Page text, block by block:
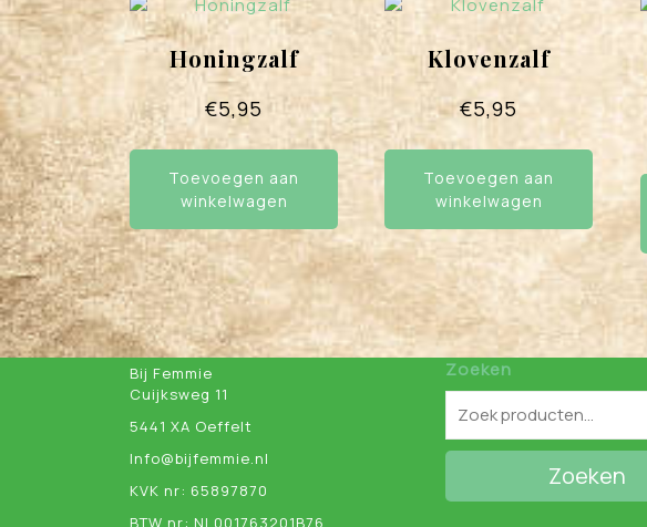
Honingzalf
€5,95
Toevoegen aan
winkelwagen
Klovenzalf
€5,95
Toevoegen aan
winkelwagen
Bij Femmie
Cuijksweg 11
5441 XA Oeffelt
Info@bijfemmie.nl
KVK nr: 65897870
BTW nr: NL001763201B76
Zoeken
Zoeken